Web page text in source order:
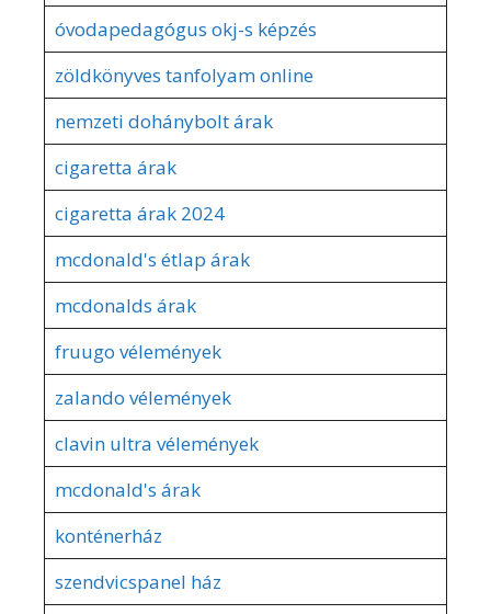
óvodapedagógus okj-s képzés
zöldkönyves tanfolyam online
nemzeti dohánybolt árak
cigaretta árak
cigaretta árak 2024
mcdonald's étlap árak
mcdonalds árak
fruugo vélemények
zalando vélemények
clavin ultra vélemények
mcdonald's árak
konténerház
szendvicspanel ház